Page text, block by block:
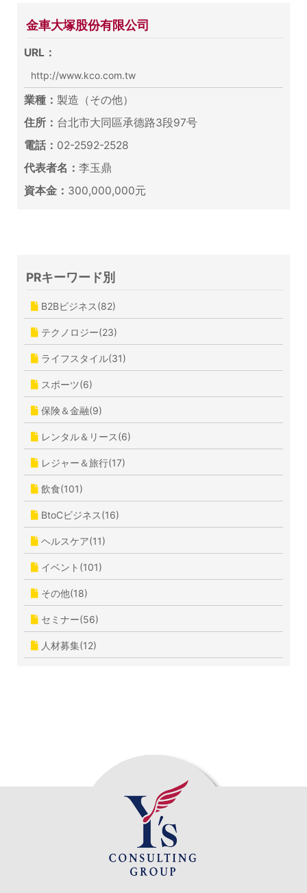
金車大塚股份有限公司
URL：
http://www.kco.com.tw
業種： 製造（その他）
住所： 台北市大同區承德路3段97号
電話： 02-2592-2528
代表者名： 李玉鼎
資本金： 300,000,000元
PRキーワード別
B2Bビジネス(82)
テクノロジー(23)
ライフスタイル(31)
スポーツ(6)
保険＆金融(9)
レンタル＆リース(6)
レジャー＆旅行(17)
飲食(101)
BtoCビジネス(16)
ヘルスケア(11)
イベント(101)
その他(18)
セミナー(56)
人材募集(12)